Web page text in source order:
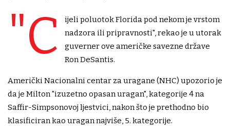
"C
ijeli poluotok Florida pod nekom je vrstom
nadzora ili pripravnosti", rekao je u utorak
guverner ove američke savezne države
Ron DeSantis.
Američki Nacionalni centar za uragane (NHC) upozorio je
da je Milton "izuzetno opasan uragan", kategorije 4 na
Saffir-Simpsonovoj ljestvici, nakon što je prethodno bio
klasificiran kao uragan najviše, 5. kategorije.